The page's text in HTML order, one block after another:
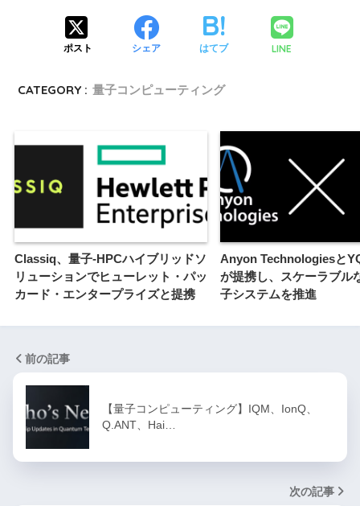
ポスト シェア はてブ LINE
CATEGORY : 量子コンピューティング
Classiq、量子-HPCハイブリッドソ
リューションでヒューレット・パッ
カード・エンタープライズと提携
Anyon Technologiesと
が提携し、スケーラブル
子システムを推進
前の記事
【量子コンピューティング】IQM、IonQ、
Q.ANT、Hai…
次の記事